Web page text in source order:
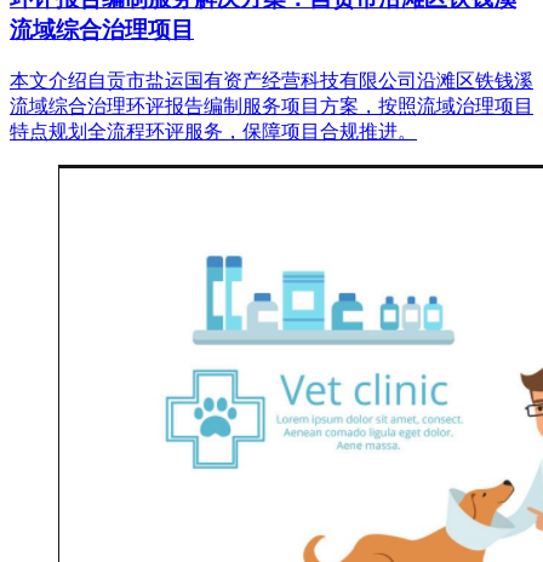
流域综合治理项目
本文介绍自贡市盐运国有资产经营科技有限公司沿滩区铁钱溪
流域综合治理环评报告编制服务项目方案，按照流域治理项目
特点规划全流程环评服务，保障项目合规推进。